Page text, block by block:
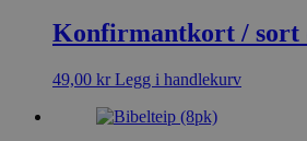
Konfirmantkort / sort
49,00 kr Legg i handlekurv